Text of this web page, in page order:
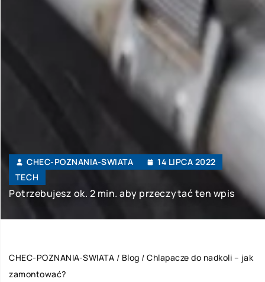
CHEC-POZNANIA-SWIATA
14 LIPCA 2022
TECH
Potrzebujesz ok. 2 min. aby przeczytać ten wpis
CHEC-POZNANIA-SWIATA / Blog / Chlapacze do nadkoli – jak
zamontować?